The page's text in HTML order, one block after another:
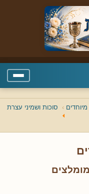
סוכות ושמיני עצרת